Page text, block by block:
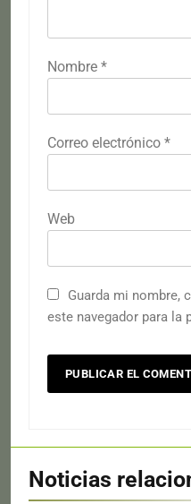
Nombre *
Correo electrónico *
Web
Guarda mi nombre,
este navegador para la
Noticias